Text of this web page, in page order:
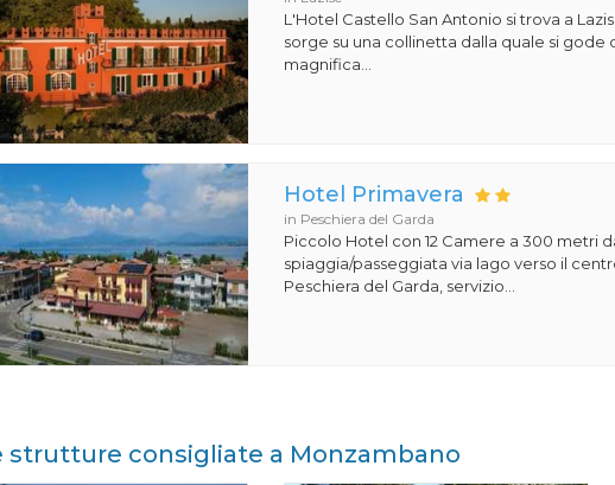
L'Hotel Castello San Antonio si trova a
sorge su una collinetta dalla quale si gode
magnifica...
Hotel Primavera
in Peschiera del Garda
Piccolo Hotel con 12 Camere a 300 metri
spiaggia/passeggiata via lago verso il
Peschiera del Garda, servizio...
strutture consigliate a Monzambano